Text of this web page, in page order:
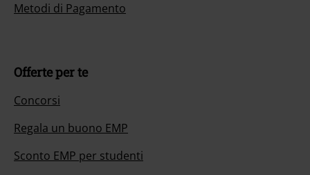
Metodi di Pagamento
Offerte per te
Concorsi
Regala un buono EMP
Sconto EMP per studenti